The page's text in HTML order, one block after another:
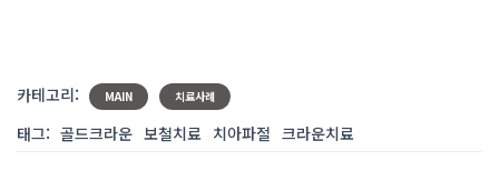
카테고리: MAIN 치료사례
태그: 골드크라운 보철치료 치아파절 크라운치료